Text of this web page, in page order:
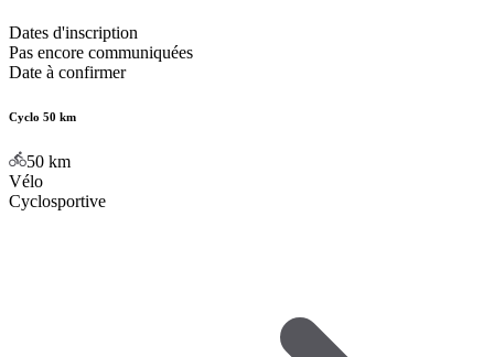
Dates d'inscription
Pas encore communiquées
Date à confirmer
Cyclo 50 km
50 km
Vélo
Cyclosportive